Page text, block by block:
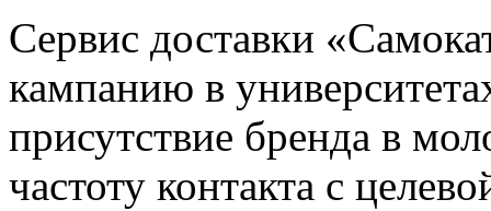
Сервис доставки
кампанию в
присутствие бренда в
частоту контакта с